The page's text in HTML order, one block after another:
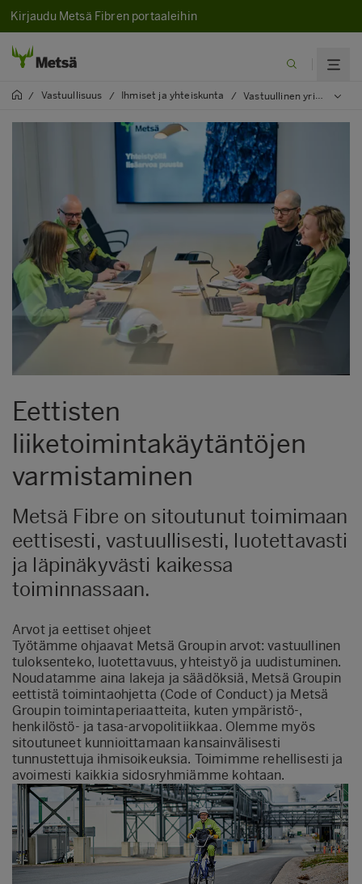
Kirjaudu Metsä Fibren portaaleihin
/ Vastuullisuus / Ihmiset ja yhteiskunta / Vastuullinen yrityskulttuuri
Eettisten
liiketoimintakäytäntöjen
varmistaminen
Metsä Fibre on sitoutunut toimimaan
eettisesti, vastuullisesti, luotettavasti
ja läpinäkyvästi kaikessa
toiminnassaan.
Arvot ja eettiset ohjeet
Työtämme ohjaavat Metsä Groupin arvot: vastuullinen
tuloksenteko, luotettavuus, yhteistyö ja uudistuminen.
Noudatamme aina lakeja ja säädöksiä, Metsä Groupin
eettistä toimintaohjetta (Code of Conduct) ja Metsä
Groupin toimintaperiaatteita, kuten ympäristö-,
henkilöstö- ja tasa-arvopolitiikkaa. Olemme myös
sitoutuneet kunnioittamaan kansainvälisesti
tunnustettuja ihmisoikeuksia. Toimimme rehellisesti ja
avoimesti kaikkia sidosryhmiämme kohtaan.